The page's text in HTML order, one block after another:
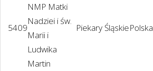
5409
NMP Matki
Nadziei i św.
Marii i
Ludwika
Martin
Piekary ŚląskiePolska